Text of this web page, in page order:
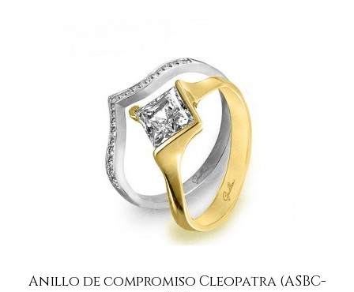
Anillo de compromiso Cleopatra (ASBC-